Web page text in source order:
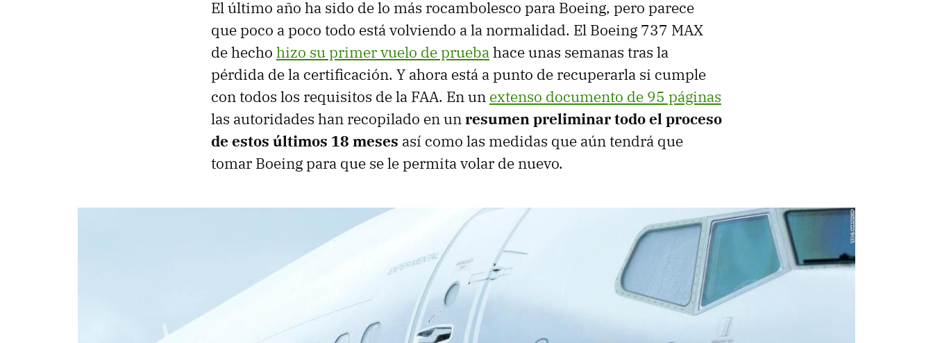
El último año ha sido de lo más rocambolesco para Boeing, pero parece
que poco a poco todo está volviendo a la normalidad. El Boeing 737 MAX
de hecho hizo su primer vuelo de pruebahace unas semanas tras la
pérdida de la certificación. Y ahora está a punto de recuperarla si cumple
con todos los requisitos de la FAA. En un extenso documento de 95 páginas
las autoridades han recopilado en unresumen preliminar todo el proceso
de estos últimos 18 meses así como las medidas que aún tendrá que
tomar Boeing para que se le permita volar de nuevo.